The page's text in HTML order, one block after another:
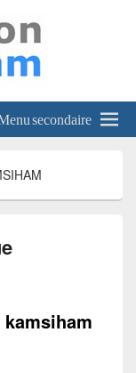
secondaire